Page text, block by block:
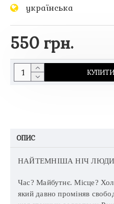
550 грн.
українська
КУПИТИ
ОПИС
НАЙТЕМНІША НІЧ
Час? Майбутнє. Місце?
який давно проміняв